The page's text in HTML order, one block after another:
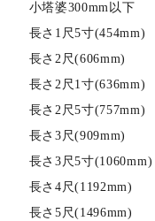
小塔婆300mm以下
長さ1尺5寸(454mm)
長さ2尺(606mm)
長さ2尺1寸(636mm)
長さ2尺5寸(757mm)
長さ3尺(909mm)
長さ3尺5寸(1060mm)
長さ4尺(1192mm)
長さ5尺(1496mm)